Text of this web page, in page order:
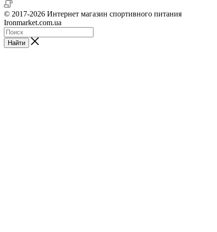
© 2017-2026 Интернет магазин спортивного питания
Ironmarket.com.ua
Найти